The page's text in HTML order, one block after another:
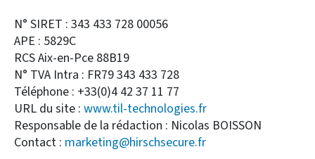
N° SIRET : 343 433 728 00056
APE : 5829C
RCS Aix-en-Pce 88B19
N° TVA Intra : FR79 343 433 728
Téléphone : +33(0)4 42 37 11 77
URL du site : www.til-technologies.fr
Responsable de la rédaction : Nicolas BOISSON
Contact : marketing@hirschsecure.fr